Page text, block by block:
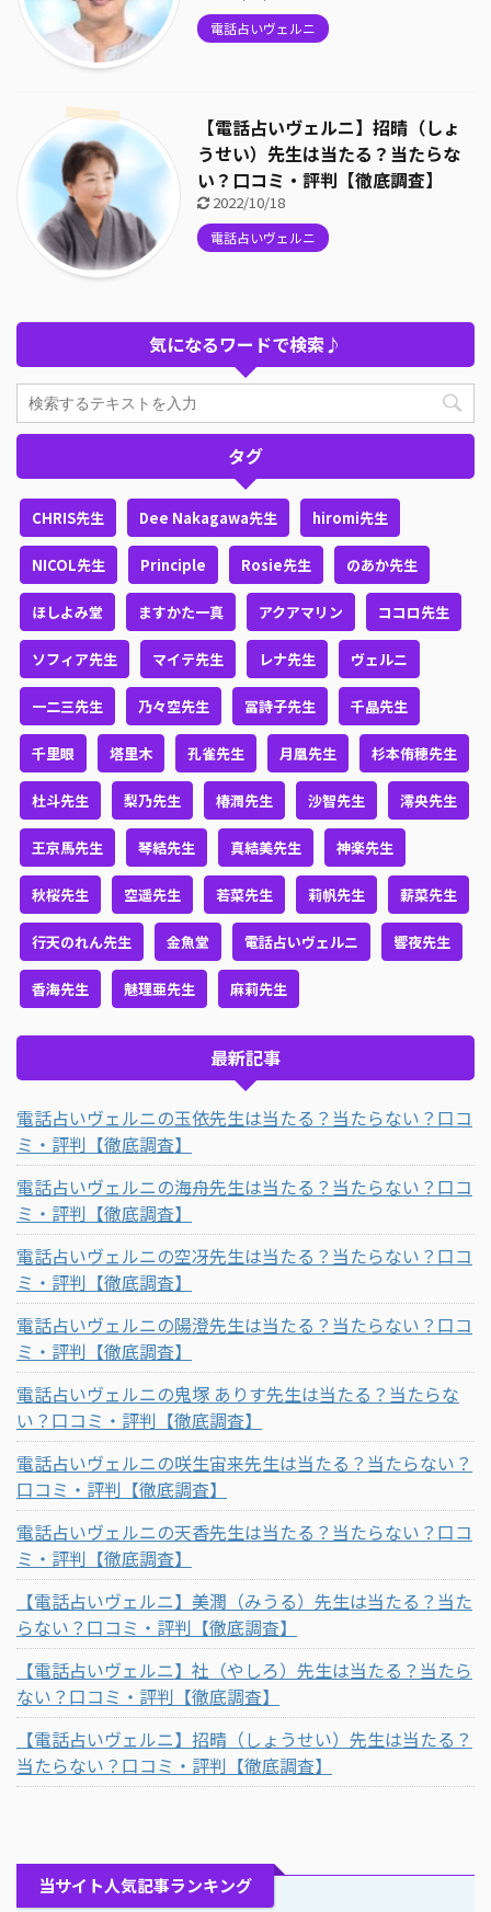
電話占いヴェルニ
【電話占いヴェルニ】招晴（しょ
うせい）先生は当たる？当たらな
い？口コミ・評判【徹底調査】
2022/10/18
電話占いヴェルニ
気になるワードで検索♪
タグ
CHRIS先生 Dee Nakagawa先生 hiromi先生
NICOL先生 Principle Rosie先生 のあか先生
ほしよみ堂 ますかた一真 アクアマリン ココロ先生
ソフィア先生 マイテ先生 レナ先生 ヴェルニ
一二三先生 乃々空先生 冨詩子先生 千晶先生
千里眼 塔里木 孔雀先生 月凰先生 杉本侑穂先生
杜斗先生 梨乃先生 椿潤先生 沙智先生 澪央先生
王京馬先生 琴結先生 真結美先生 神楽先生
秋桜先生 空遥先生 若菜先生 莉帆先生 薪菜先生
行天のれん先生 金魚堂 電話占いヴェルニ 響夜先生
香海先生 魅理亜先生 麻莉先生
最新記事
電話占いヴェルニの玉依先生は当たる？当たらない？口コ
ミ・評判【徹底調査】
電話占いヴェルニの海舟先生は当たる？当たらない？口コ
ミ・評判【徹底調査】
電話占いヴェルニの空冴先生は当たる？当たらない？口コ
ミ・評判【徹底調査】
電話占いヴェルニの陽澄先生は当たる？当たらない？口コ
ミ・評判【徹底調査】
電話占いヴェルニの鬼塚 ありす先生は当たる？当たらな
い？口コミ・評判【徹底調査】
電話占いヴェルニの咲生宙来先生は当たる？当たらない？
口コミ・評判【徹底調査】
電話占いヴェルニの天香先生は当たる？当たらない？口コ
ミ・評判【徹底調査】
【電話占いヴェルニ】美潤（みうる）先生は当たる？当た
らない？口コミ・評判【徹底調査】
【電話占いヴェルニ】社（やしろ）先生は当たる？当たら
ない？口コミ・評判【徹底調査】
【電話占いヴェルニ】招晴（しょうせい）先生は当たる？
当たらない？口コミ・評判【徹底調査】
当サイト人気記事ランキング